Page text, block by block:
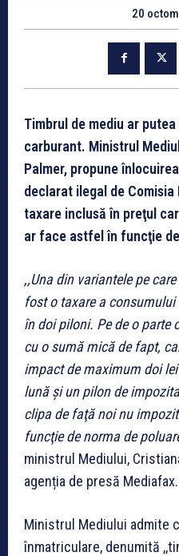
20
Timbrul de mediu ar
carburant. Ministrul
Palmer, propune
declarat ilegal de
taxare inclusă în preţul
ar face astfel în funcţie
,,Una din variantele pe
fost o taxare a
în doi piloni. Pe de o parte
cu o sumă mică de fapt,
impact de maximum doi
lună şi un pilon de
clipa de faţă noi nu
funcţie de norma de
ministrul Mediului,
agenția de presă Mediafax.
Ministrul Mediului admite
înmatriculare, denumită